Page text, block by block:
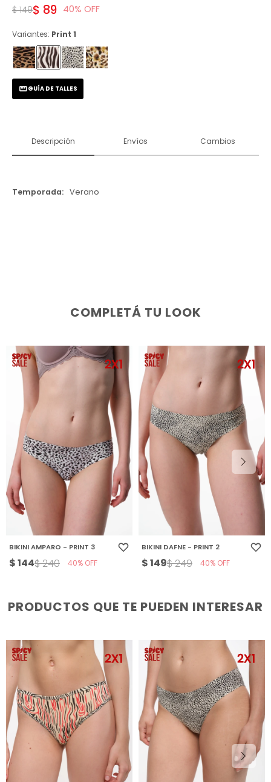
$ 89
$ 149 40
Variantes: Print 1
GUÍA DE TALLES
Descripción Envíos Cambios
Temporada Verano
COMPLETÁ TU LOOK
BIKINI AMPARO - PRINT 3
$144$240 40
BIKINI DAFNE - PRINT 2
$149$249 40
PRODUCTOS QUE TE PUEDEN INTERESAR